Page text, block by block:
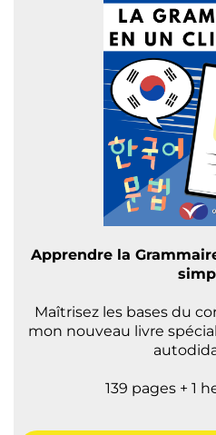
Apprendre la
Maîtrisez les bases du
mon nouveau livre
139 pages + 1